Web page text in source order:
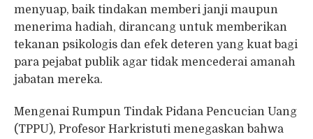
menyuap, baik tindakan memberi janji maupun
menerima hadiah, dirancang untuk memberikan
tekanan psikologis dan efek deteren yang kuat bagi
para pejabat publik agar tidak mencederai amanah
jabatan mereka.
Mengenai Rumpun Tindak Pidana Pencucian Uang
(TPPU), Profesor Harkristuti menegaskan bahwa